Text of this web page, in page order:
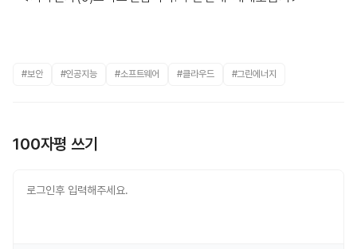
#보안 #인공지능 #소프트웨어 #클라우드 #그린에너지
100자평 쓰기